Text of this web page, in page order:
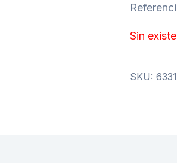
Sin
SKU: 6331